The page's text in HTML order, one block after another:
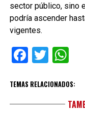
sector público, sino
podría ascender
vigentes.
TEMAS RELACIONADOS: